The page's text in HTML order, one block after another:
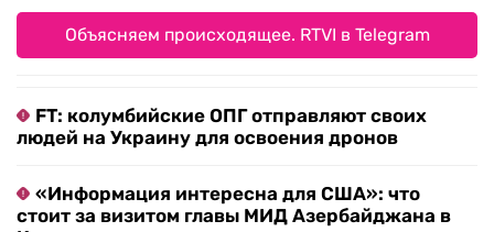
Объясняем происходящее. RTVI в Telegram
FT: колумбийские ОПГ отправляют своих
людей на Украину для освоения дронов
«Информация интересна для США»: что
стоит за визитом главы МИД Азербайджана в